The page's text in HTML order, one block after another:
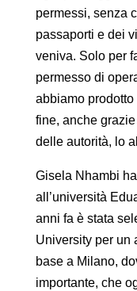
permessi, senza
passaporti e dei
veniva. Solo per
permesso di
abbiamo
fine, anche
delle autorità, lo
Gisela Nhambi
all’università
anni fa è stata
University per un
base a Milano,
importante, che